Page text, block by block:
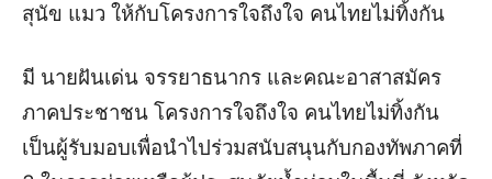
สุนัข แมว ให้กับโครงการใจถึงใจ คนไทยไม่ทิ้งกัน
มี นายฝันเด่น จรรยาธนากร และคณะอาสาสมัคร
ภาคประชาชน โครงการใจถึงใจ คนไทยไม่ทิ้งกัน
เป็นผู้รับมอบเพื่อนำไปร่วมสนับสนุนกับกองทัพภาคที่